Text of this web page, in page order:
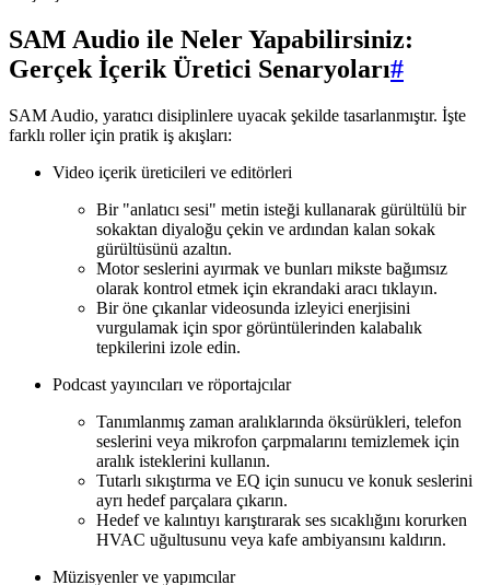
SAM Audio ile Neler Yapabilirsiniz:
Gerçek İçerik Üretici Senaryoları#
SAM Audio, yaratıcı disiplinlere uyacak şekilde tasarlanmıştır. İşte
farklı roller için pratik iş akışları:
Video içerik üreticileri ve editörleri
Bir "anlatıcı sesi" metin isteği kullanarak gürültülü bir
sokaktan diyaloğu çekin ve ardından kalan sokak
gürültüsünü azaltın.
Motor seslerini ayırmak ve bunları mikste bağımsız
olarak kontrol etmek için ekrandaki aracı tıklayın.
Bir öne çıkanlar videosunda izleyici enerjisini
vurgulamak için spor görüntülerinden kalabalık
tepkilerini izole edin.
Podcast yayıncıları ve röportajcılar
Tanımlanmış zaman aralıklarında öksürükleri, telefon
seslerini veya mikrofon çarpmalarını temizlemek için
aralık isteklerini kullanın.
Tutarlı sıkıştırma ve EQ için sunucu ve konuk seslerini
ayrı hedef parçalara çıkarın.
Hedef ve kalıntıyı karıştırarak ses sıcaklığını korurken
HVAC uğultusunu veya kafe ambiyansını kaldırın.
Müzisyenler ve yapımcılar